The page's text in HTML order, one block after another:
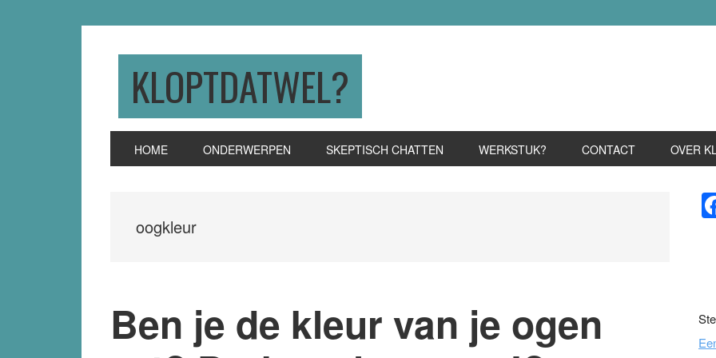
KLOPTDATWEL?
HOME ONDERWERPEN SKEPTISCH CHATTEN WERKSTUK? CONTACT OVER
oogkleur
Ben je de kleur van je ogen